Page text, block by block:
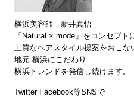
横浜美容師 新井真悟
「Natural × mode」をコンセプト
上質なヘアスタイル提案をおこな
地元 横浜にこだわり
横浜トレンドを発信し続けます。
Twitter Facebook等SNSで